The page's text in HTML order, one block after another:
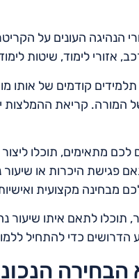
הנהיגה העונים על
אזורי לימוד, שיטות
תלמידים קודמים של
המורה. קריאת
מתאימים, תוכלו
פגישת היכרות או
מבחינה מקצועית
לתאם איתו שיעור
כדי להתחיל
הבחירה